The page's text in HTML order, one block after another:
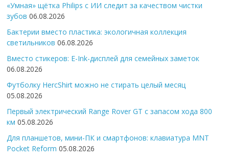
«Умная» щётка Philips с ИИ следит за качеством чистки
зубов 06.08.2026
Бактерии вместо пластика: экологичная коллекция
светильников 06.08.2026
Вместо стикеров: E-Ink-дисплей для семейных заметок
06.08.2026
Футболку HercShirt можно не стирать целый месяц
05.08.2026
Первый электрический Range Rover GT с запасом хода 800
км 05.08.2026
Для планшетов, мини-ПК и смартфонов: клавиатура MNT
Pocket Reform 05.08.2026